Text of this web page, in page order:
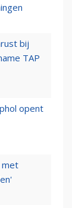
bij
TAP
opent
met